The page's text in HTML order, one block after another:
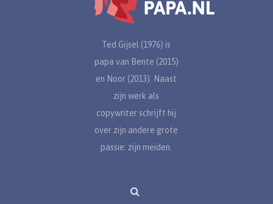
Ted Gijsel (1976) is
papa van Bente (2015)
en Noor (2013). Naast
zijn werk als
copywriter schrijft hij
over zijn andere grote
passie: zijn meiden.